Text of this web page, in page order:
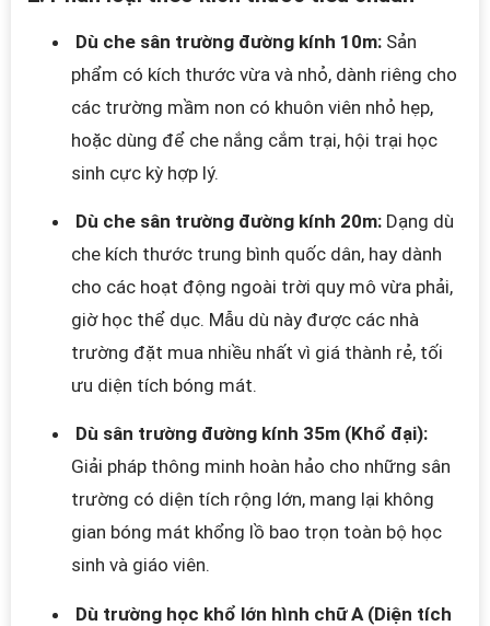
Dù che sân trường đường kính 10m: Sản
phẩm có kích thước vừa và nhỏ, dành riêng cho
các trường mầm non có khuôn viên nhỏ hẹp,
hoặc dùng để che nắng cắm trại, hội trại học
sinh cực kỳ hợp lý.
Dù che sân trường đường kính 20m: Dạng dù
che kích thước trung bình quốc dân, hay dành
cho các hoạt động ngoài trời quy mô vừa phải,
giờ học thể dục. Mẫu dù này được các nhà
trường đặt mua nhiều nhất vì giá thành rẻ, tối
ưu diện tích bóng mát.
Dù sân trường đường kính 35m (Khổ đại):
Giải pháp thông minh hoàn hảo cho những sân
trường có diện tích rộng lớn, mang lại không
gian bóng mát khổng lồ bao trọn toàn bộ học
sinh và giáo viên.
Dù trường học khổ lớn hình chữ A (Diện tích